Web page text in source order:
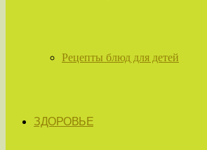
Рецепты блюд для детей
ЗДОРОВЬЕ